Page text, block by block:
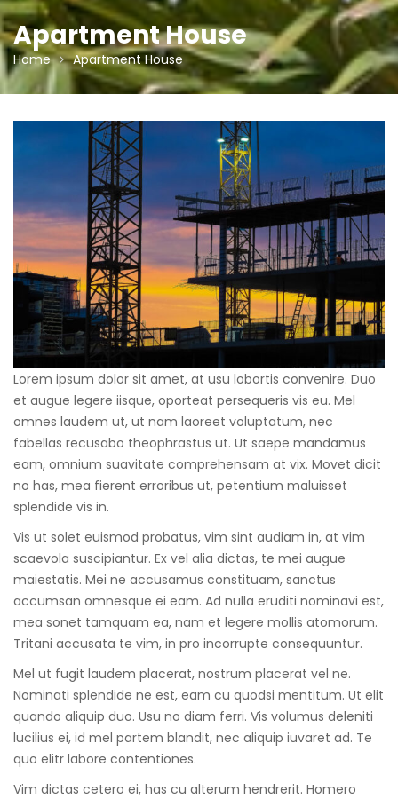
Apartment House
Home Apartment House
Lorem ipsum dolor sit amet, at usu lobortis convenire. Duo
et augue legere iisque, oporteat persequeris vis eu. Mel
omnes laudem ut, ut nam laoreet voluptatum, nec
fabellas recusabo theophrastus ut. Ut saepe mandamus
eam, omnium suavitate comprehensam at vix. Movet dicit
no has, mea fierent erroribus ut, petentium maluisset
splendide vis in.
Vis ut solet euismod probatus, vim sint audiam in, at vim
scaevola suscipiantur. Ex vel alia dictas, te mei augue
maiestatis. Mei ne accusamus constituam, sanctus
accumsan omnesque ei eam. Ad nulla eruditi nominavi est,
mea sonet tamquam ea, nam et legere mollis atomorum.
Tritani accusata te vim, in pro incorrupte consequuntur.
Mel ut fugit laudem placerat, nostrum placerat vel ne.
Nominati splendide ne est, eam cu quodsi mentitum. Ut elit
quando aliquip duo. Usu no diam ferri. Vis volumus deleniti
lucilius ei, id mel partem blandit, nec aliquip iuvaret ad. Te
quo elitr labore contentiones.
Vim dictas cetero ei, has cu alterum hendrerit. Homero